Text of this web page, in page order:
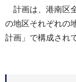
計画は、港南区
の地区それぞれの
計画」で構成され